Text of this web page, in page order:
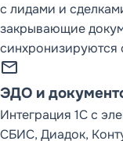
с лидами и
закрывающие
синхронизируются
mail
ЭДО и
Интеграция 1С с
СБИС, Диадок,